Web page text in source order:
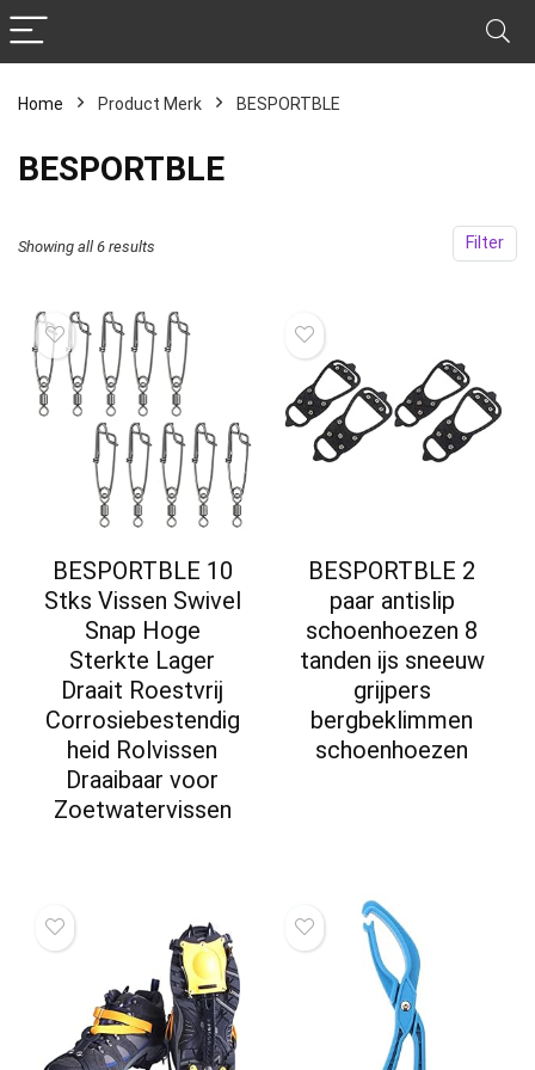
Home Product Merk ‎BESPORTBLE
‎BESPORTBLE
Filter
Showing all 6 results
BESPORTBLE 10
Stks Vissen Swivel
Snap Hoge
Sterkte Lager
Draait Roestvrij
Corrosiebestendig
heid Rolvissen
Draaibaar voor
Zoetwatervissen
BESPORTBLE 2
paar antislip
schoenhoezen 8
tanden ijs sneeuw
grijpers
bergbeklimmen
schoenhoezen